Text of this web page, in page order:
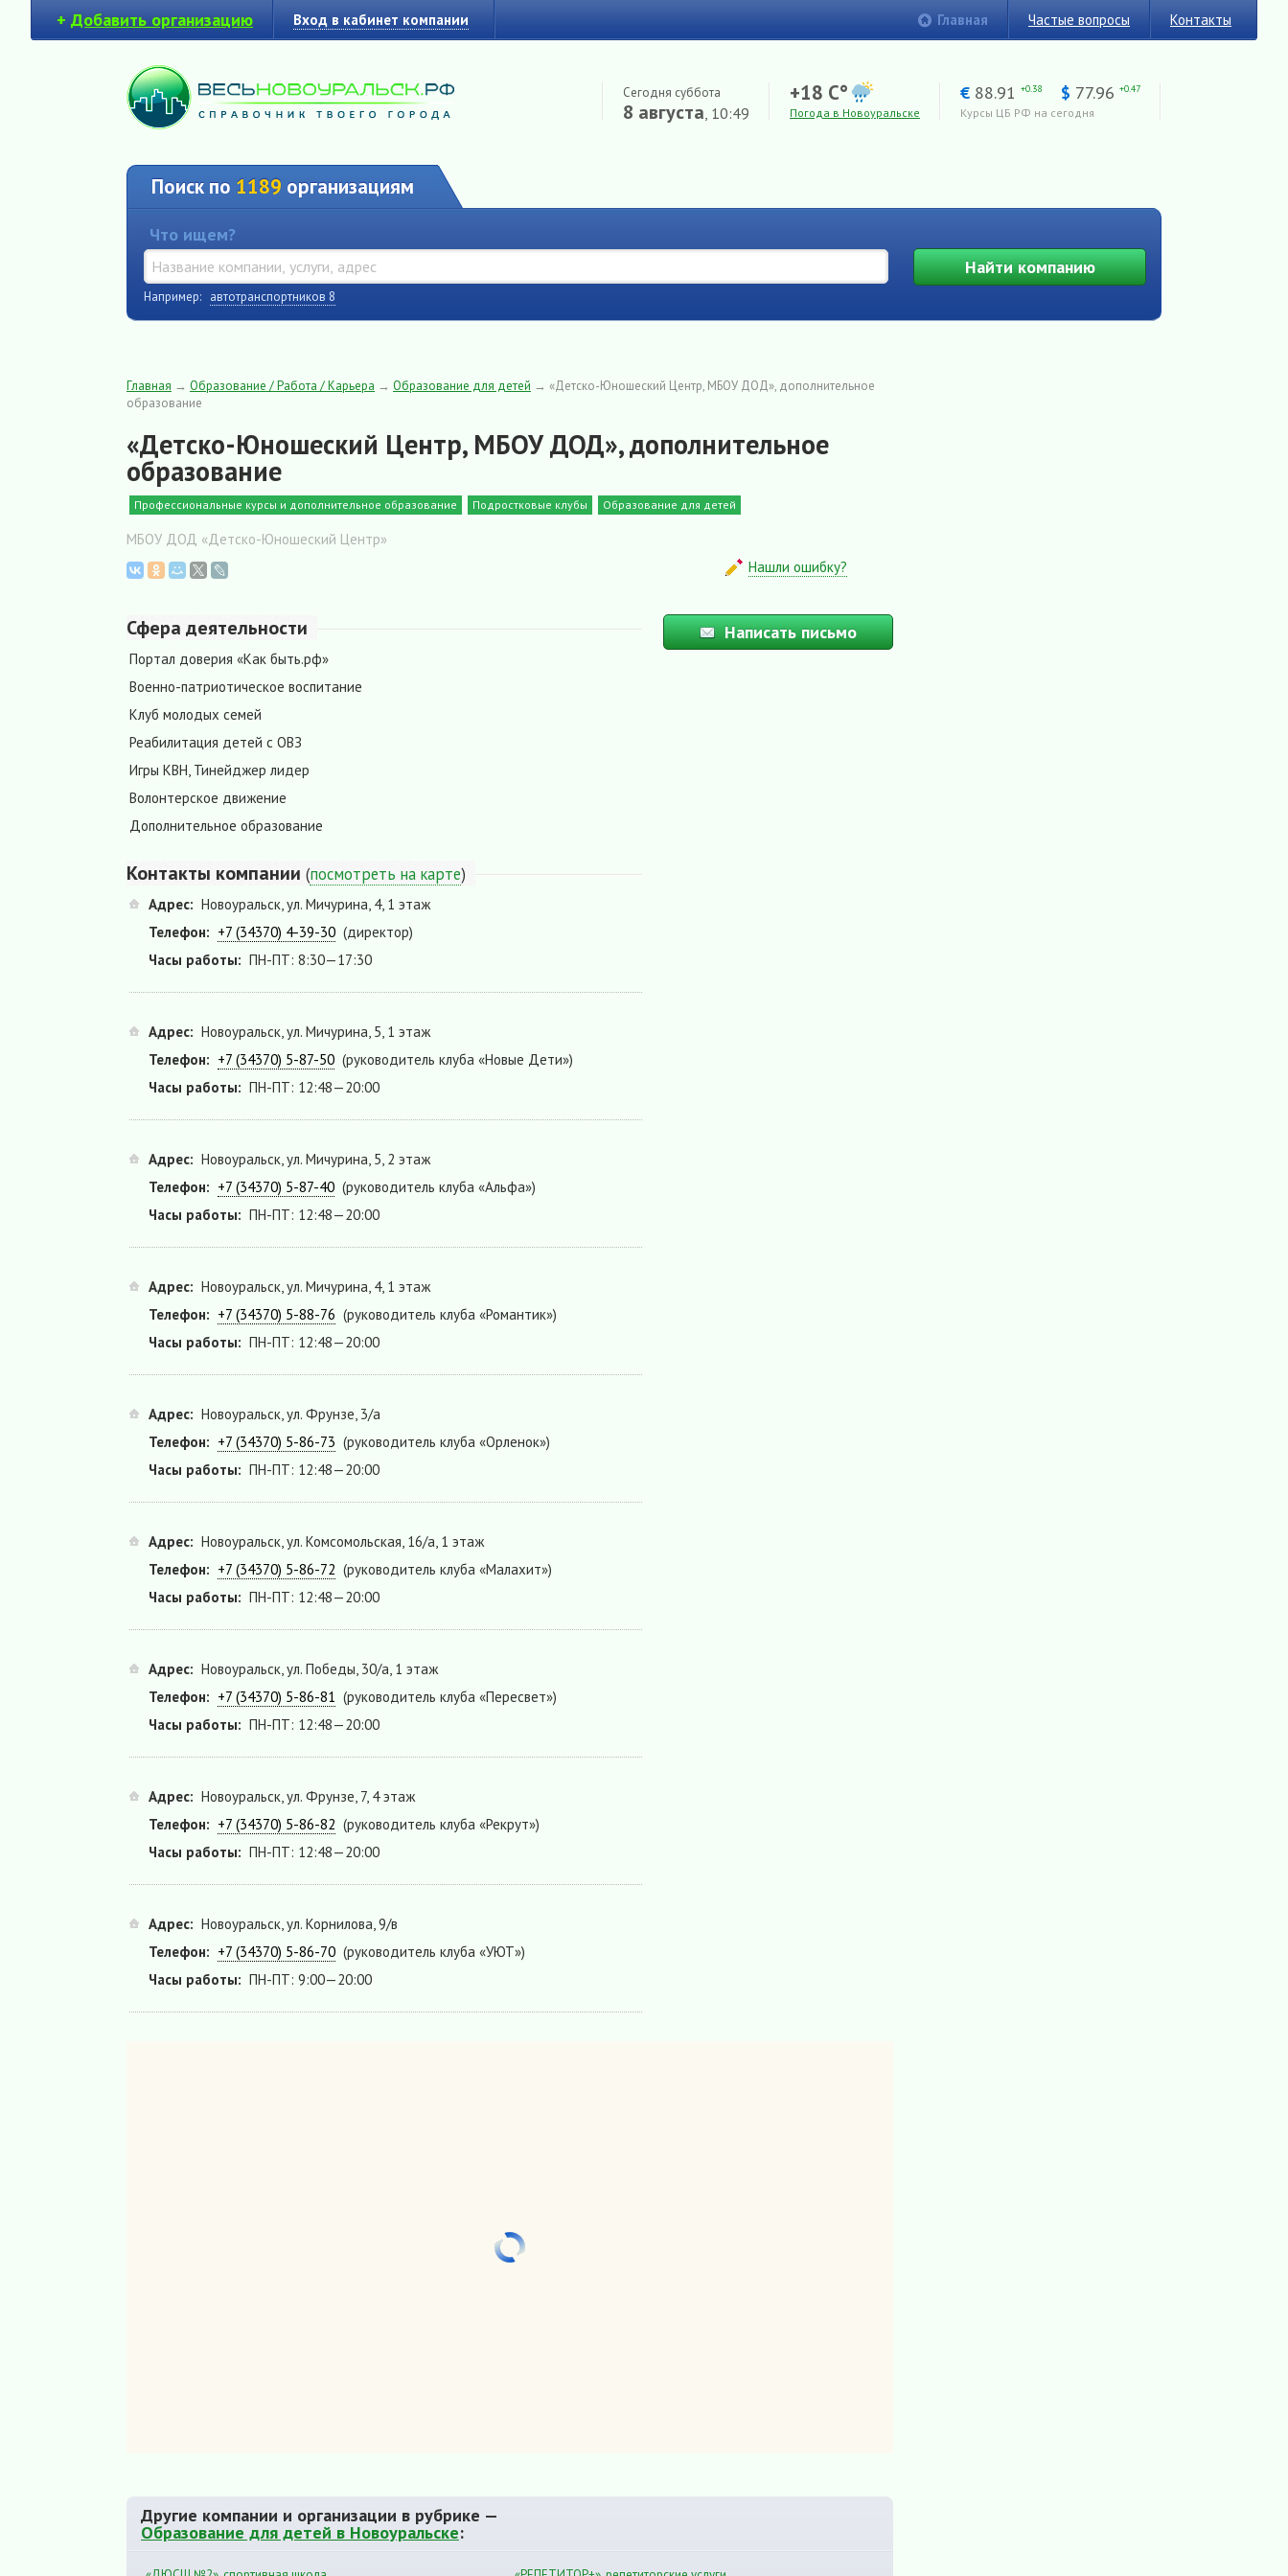
+ Добавить организацию Вход в кабинет компании Главная Частые вопросы Контакты
Сегодня суббота
8 августа, 10:49
+18 C°
Погода в Новоуральске
€ 88.91 +0.38 $ 77.96 +0.47
Курсы ЦБ РФ на сегодня
Поиск по 1189 организациям
Что ищем?
Найтикомпанию
Например: автотранспортников 8
Главная → Образование / Работа / Карьера → Образование для детей → «Детско-Юношеский Центр, МБОУ ДОД», дополнительное
образование
«Детско-Юношеский Центр, МБОУ ДОД», дополнительное
образование
Профессиональные курсы и дополнительное образование Подростковые клубы Образование для детей
МБОУ ДОД «Детско-Юношеский Центр»
Нашли ошибку?
Сфера деятельности
Портал доверия «Как быть.рф»
Военно-патриотическое воспитание
Клуб молодых семей
Реабилитация детей с ОВЗ
Игры КВН, Тинейджер лидер
Волонтерское движение
Дополнительное образование
Контакты компании (посмотреть на карте)
Адрес: Новоуральск, ул. Мичурина, 4, 1 этаж
Телефон: +7 (34370) 4-39-30 (директор)
Часы работы: ПН-ПТ: 8:30—17:30
Адрес: Новоуральск, ул. Мичурина, 5, 1 этаж
Телефон: +7 (34370) 5-87-50 (руководитель клуба «Новые Дети»)
Часы работы: ПН-ПТ: 12:48—20:00
Адрес: Новоуральск, ул. Мичурина, 5, 2 этаж
Телефон: +7 (34370) 5-87-40 (руководитель клуба «Альфа»)
Часы работы: ПН-ПТ: 12:48—20:00
Адрес: Новоуральск, ул. Мичурина, 4, 1 этаж
Телефон: +7 (34370) 5-88-76 (руководитель клуба «Романтик»)
Часы работы: ПН-ПТ: 12:48—20:00
Адрес: Новоуральск, ул. Фрунзе, 3/а
Телефон: +7 (34370) 5-86-73 (руководитель клуба «Орленок»)
Часы работы: ПН-ПТ: 12:48—20:00
Адрес: Новоуральск, ул. Комсомольская, 16/а, 1 этаж
Телефон: +7 (34370) 5-86-72 (руководитель клуба «Малахит»)
Часы работы: ПН-ПТ: 12:48—20:00
Адрес: Новоуральск, ул. Победы, 30/а, 1 этаж
Телефон: +7 (34370) 5-86-81 (руководитель клуба «Пересвет»)
Часы работы: ПН-ПТ: 12:48—20:00
Адрес: Новоуральск, ул. Фрунзе, 7, 4 этаж
Телефон: +7 (34370) 5-86-82 (руководитель клуба «Рекрут»)
Часы работы: ПН-ПТ: 12:48—20:00
Адрес: Новоуральск, ул. Корнилова, 9/в
Телефон: +7 (34370) 5-86-70 (руководитель клуба «УЮТ»)
Часы работы: ПН-ПТ: 9:00—20:00
Написать письмо
Другие компании и организации в рубрике —
Образование для детей в Новоуральске: